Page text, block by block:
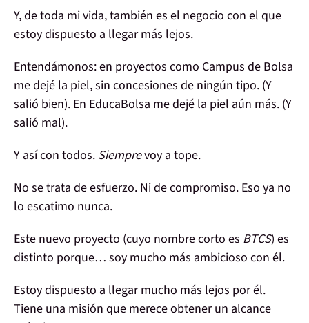
Y, de toda mi vida, también es el negocio con el que
estoy dispuesto a llegar más lejos.
Entendámonos:en proyectos como Campus de Bolsa
me dejé la piel, sin concesiones de ningún tipo. (Y
salió bien). En EducaBolsa me dejé la piel aún más. (Y
salió mal).
Y así con todos. Siemprevoy a tope.
No se trata de esfuerzo. Ni de compromiso. Eso ya no
lo escatimo nunca.
Este nuevo proyecto (cuyo nombre corto es BTCS) es
distinto porque… soy mucho más ambicioso con él.
Estoy dispuesto a llegar mucho más lejos por él.
Tiene una misión que mereceobtener un alcance